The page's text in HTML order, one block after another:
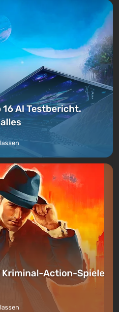
AI Testbericht.
Kriminal-Action-Spiele